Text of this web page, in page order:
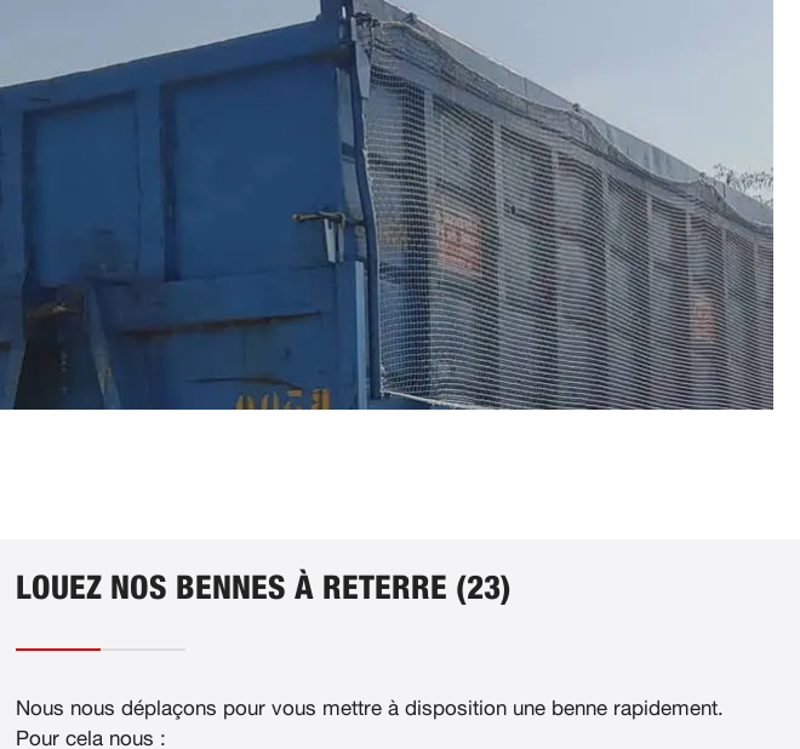
LOUEZ NOS BENNES À RETERRE (23)
Nous nous déplaçons pour vous mettre à disposition une benne rapidement.
Pour cela nous :